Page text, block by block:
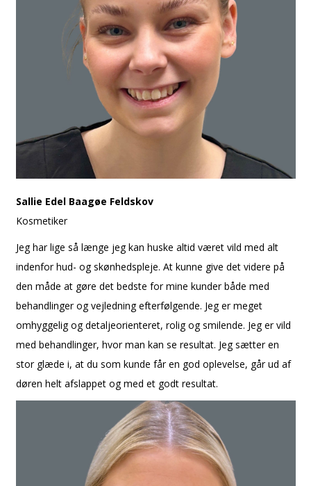
Sallie Edel Baagøe Feldskov
Kosmetiker
Jeg har lige så længe jeg kan huske altid været vild med alt
indenfor hud- og skønhedspleje. At kunne give det videre på
den måde at gøre det bedste for mine kunder både med
behandlinger og vejledning efterfølgende. Jeg er meget
omhyggelig og detaljeorienteret, rolig og smilende. Jeg er vild
med behandlinger, hvor man kan se resultat. Jeg sætter en
stor glæde i, at du som kunde får en god oplevelse, går ud af
døren helt afslappet og med et godt resultat.